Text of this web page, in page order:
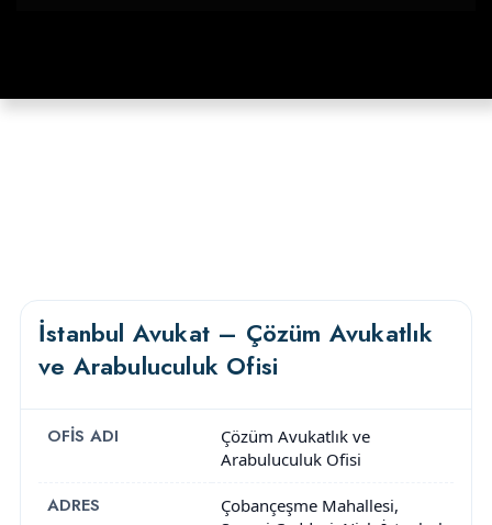
İstanbul Avukat – Çözüm Avukatlık
ve Arabuluculuk Ofisi
OFIS ADI
Çözüm Avukatlık ve
Arabuluculuk Ofisi
ADRES
Çobançeşme Mahallesi,